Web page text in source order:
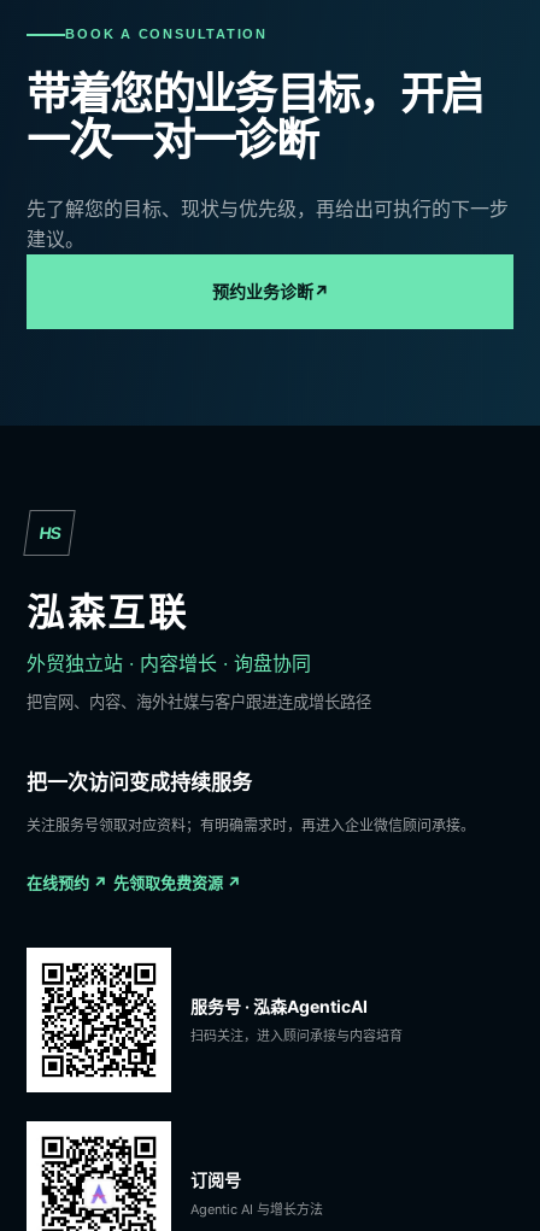
BOOK A CONSULTATION
带着您的业务目标，开启
一次一对一诊断
先了解您的目标、现状与优先级，再给出可执行的下一步
建议。
预约业务诊断↗
HS
泓森互联
外贸独立站 · 内容增长 · 询盘协同
把官网、内容、海外社媒与客户跟进连成增长路径
把一次访问变成持续服务
关注服务号领取对应资料；有明确需求时，再进入企业微信顾问承接。
在线预约 ↗ 先领取免费资源 ↗
服务号 · 泓森AgenticAI
扫码关注，进入顾问承接与内容培育
订阅号
Agentic AI 与增长方法